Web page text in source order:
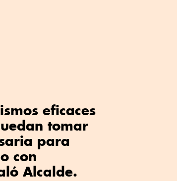
eficaces
tomar
para
con
Alcalde.